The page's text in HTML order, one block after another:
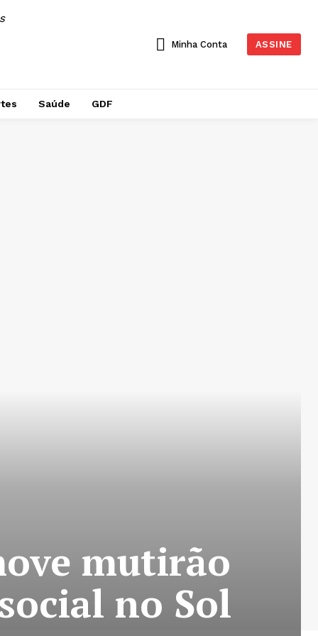
Minha Conta ASSINE
Saúde GDF
mutirão
no Sol